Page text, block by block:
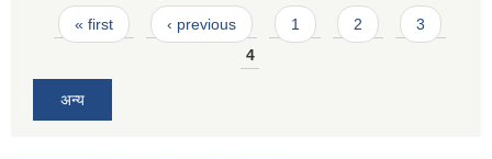
Pages
« first ‹ previous 1 2
3
4
अन्य